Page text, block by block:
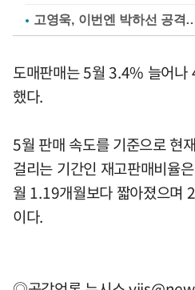
고영욱, 이번엔 박하선 공
도매판매는 5월 3.4% 늘어
했다.
5월 판매 속도를 기준으로 현
걸리는 기간인 재고판매비율
월 1.19개월보다 짧아졌으며
이다.